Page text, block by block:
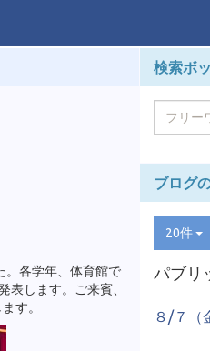
。各学年、体育館で
表します。ご来賓、
す。
検索ボ
ブログ
20件
パブリ
８/７（